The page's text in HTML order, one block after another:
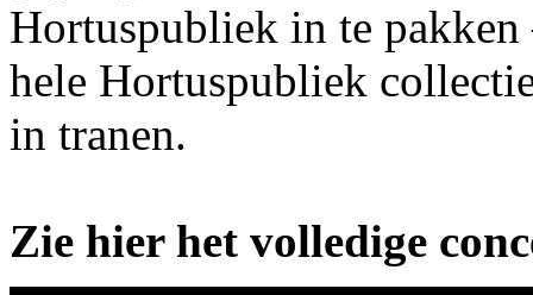
Hortuspubliek in te pakken
hele Hortuspubliek
in tranen.
Zie hier het volledige